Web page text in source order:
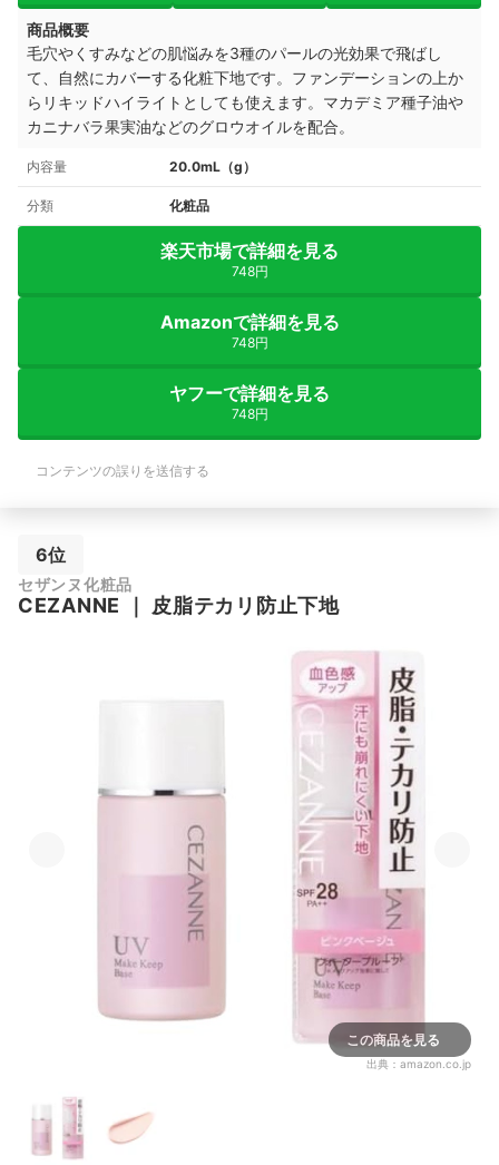
商品概要
毛穴やくすみなどの肌悩みを3種のパールの光効果で飛ばし
て、自然にカバーする化粧下地です。 ファンデーションの上か
らリキッドハイライトとしても使えます。 マカデミア種子油や
カニナバラ果実油などのグロウオイルを配合。
内容量 20.0mL（g）
分類 化粧品
楽天市場で詳細を見る
748円
Amazonで詳細を見る
748円
ヤフーで詳細を見る
748円
コンテンツの誤りを送信する
6位
セザンヌ化粧品
CEZANNE 皮脂テカリ防止下地
この商品を見る
出典： amazon.co.jp